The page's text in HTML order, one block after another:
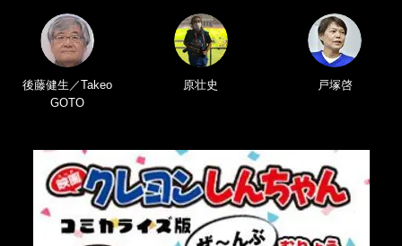
後藤健生／Takeo
GOTO
原壮史 戸塚啓